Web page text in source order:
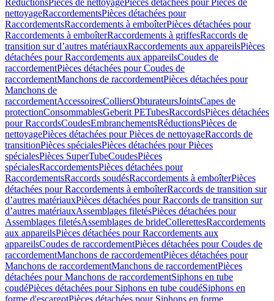
RéductionsPièces de nettoyagePièces détachées pour Pièces de
nettoyageRaccordementsPièces détachées pour
RaccordementsRaccordements à emboîterPièces détachées pour
Raccordements à emboîterRaccordements à griffesRaccords de
transition sur d’autres matériauxRaccordements aux appareilsPièces
détachées pour Raccordements aux appareilsCoudes de
raccordementPièces détachées pour Coudes de
raccordementManchons de raccordementPièces détachées pour
Manchons de
raccordementAccessoiresColliersObturateursJointsCapes de
protectionConsommablesGeberit PETubesRaccordsPièces détachées
pour RaccordsCoudesEmbranchementsRéductionsPièces de
nettoyagePièces détachées pour Pièces de nettoyageRaccords de
transitionPièces spécialesPièces détachées pour Pièces
spécialesPièces SuperTubeCoudesPièces
spécialesRaccordementsPièces détachées pour
RaccordementsRaccords soudésRaccordements à emboîterPièces
détachées pour Raccordements à emboîterRaccords de transition sur
d’autres matériauxPièces détachées pour Raccords de transition sur
d’autres matériauxAssemblages filetésPièces détachées pour
Assemblages filetésAssemblages de brideCollerettesRaccordements
aux appareilsPièces détachées pour Raccordements aux
appareilsCoudes de raccordementPièces détachées pour Coudes de
raccordementManchons de raccordementPièces détachées pour
Manchons de raccordementManchons de raccordementPièces
détachées pour Manchons de raccordementSiphons en tube
coudéPièces détachées pour Siphons en tube coudéSiphons en
forme d'escargotPièces détachées pour Siphons en forme